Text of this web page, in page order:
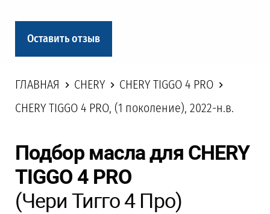
Оставить отзыв
ГЛАВНАЯ CHERY
CHERY TIGGO 4 PRO
CHERY TIGGO 4 PRO, (1 поколение), 2022-н.в.
Подбор масла для CHERY
TIGGO 4 PRO
(Чери Тигго 4 Про)